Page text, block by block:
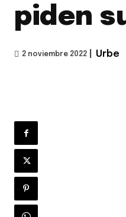
piden
2 noviembre 2022 Urbe